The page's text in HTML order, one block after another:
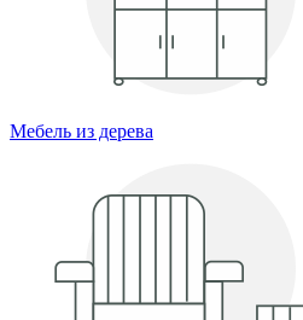
Мебель из дерева